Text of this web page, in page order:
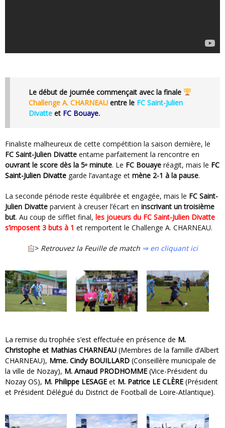
Le début de journée commençait avec la finale
Challenge A. CHARNEAU entre le FC Saint-Julien
Divatte et FC Bouaye.
Finaliste malheureux de cette compétition la saison dernière, le
FC Saint-Julien Divatte entame parfaitement la rencontre en
ouvrant le score dès la 5ᵉ minute. Le FC Bouaye réagit, mais le FC
Saint-Julien Divatte garde l’avantage et mène 2-1 à la pause.
La seconde période reste équilibrée et engagée, mais le FC Saint-
Julien Divatte parvient à creuser l’écart en inscrivant un troisième
but. Au coup de sifflet final, les joueurs du FC Saint-Julien Divatte
s’imposent 3 buts à 1 et remportent le Challenge A. CHARNEAU.
> Retrouvez la Feuille de match ⇒ en cliquant ici
La remise du trophée s’est effectuée en présence de M.
Christophe et Mathias CHARNEAU (Membres de la famille d’Albert
CHARNEAU), Mme. Cindy BOUILLARD (Conseillère municipale de
la ville de Nozay), M. Arnaud PRODHOMME (Vice-Président du
Nozay OS), M. Philippe LESAGE et M. Patrice LE CLÈRE (Président
et Président Délégué du District de Football de Loire-Atlantique).